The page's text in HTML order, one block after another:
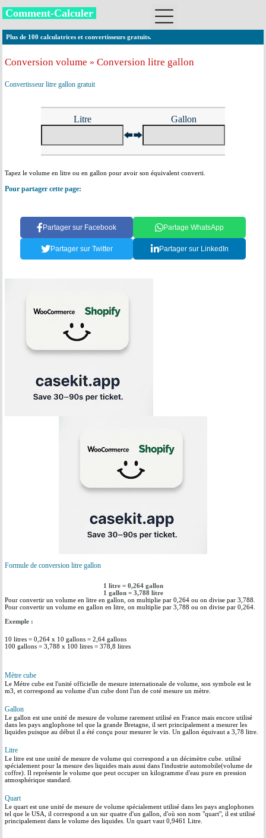
Comment-Calculer
Plus de 100 calculatrices et convertisseurs gratuits.
Conversion volume » Conversion litre gallon
Convertisseur litre gallon gratuit
Litre Gallon
Tapez le volume en litre ou en gallon pour avoir son équivalent converti.
Pour partager cette page:
Partager sur Facebook Partage WhatsApp
Partager sur Twitter Partager sur LinkedIn
Formule de conversion litre gallon
1 litre = 0,264 gallon
1 gallon = 3,788 litre
Pour convertir un volume en litre en gallon, on multiplie par 0,264 ou on divise par 3,788.
Pour convertir un volume en gallon en litre, on multiplie par 3,788 ou on divise par 0,264.
Exemple :
10 litres = 0,264 x 10 gallons = 2,64 gallons
100 gallons = 3,788 x 100 litres = 378,8 litres
Mètre cube
Le Métre cube est l'unité officielle de mesure internationale de volume, son symbole est le
m3, et correspond au volume d'un cube dont l'un de coté mesure un mètre.
Gallon
Le gallon est une unité de mesure de volume rarement utilisé en France mais encore utilisé
dans les pays anglophone tel que la grande Bretagne, il sert principalement a mesurer les
liquides puisque au début il a été conçu pour mesurer le vin. Un gallon équivaut a 3,78 litre.
Litre
Le litre est une unité de mesure de volume qui correspond a un décimètre cube. utilisé
spécialement pour la mesure des liquides mais aussi dans l'industrie automobile(volume de
coffre). Il représente le volume que peut occuper un kilogramme d'eau pure en pression
atmosphérique standard.
Quart
Le quart est une unité de mesure de volume spécialement utilisé dans les pays anglophones
tel que le USA, il correspond a un sur quatre d'un gallon, d'où son nom "quart", il est utilisé
principalement dans le volume des liquides. Un quart vaut 0,9461 Litre.